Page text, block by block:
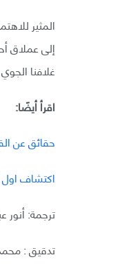
المثير
إلى عملاق
غلافنا
اقرأ أيضًا:
حقائق عن
اكتشاف
ترجمة: أنور
تدقيق :